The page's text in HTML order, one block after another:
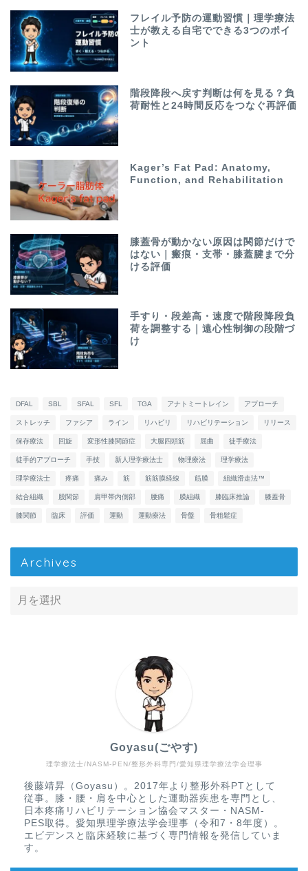
フレイル予防の運動習慣｜理学療法
士が教える自宅でできる3つのポイ
ント
階段降段へ戻す判断は何を見る？負
荷耐性と24時間反応をつなぐ再評価
Kager’s Fat Pad: Anatomy,
Function, and Rehabilitation
膝蓋骨が動かない原因は関節だけで
はない｜瘢痕・支帯・膝蓋腱まで分
ける評価
手すり・段差高・速度で階段降段負
荷を調整する｜遠心性制御の段階づ
け
DFAL SBL SFAL SFL TGA アナトミートレイン アプローチ
ストレッチ ファシア ライン リハビリ リハビリテーション リリース
保存療法 回旋 変形性膝関節症 大腿四頭筋 屈曲 徒手療法
徒手的アプローチ 手技 新人理学療法士 物理療法 理学療法
理学療法士 疼痛 痛み 筋 筋筋膜経線 筋膜 組織滑走法™
結合組織 股関節 肩甲帯内側部 腰痛 膜組織 膝臨床推論 膝蓋骨
膝関節 臨床 評価 運動 運動療法 骨盤 骨粗鬆症
Archives
理学療法士/NASM-PEN/整形外科専門/愛知県理学療法学会理事
Goyasu(ごやす)
後藤靖昇（Goyasu）。2017年より整形外科PTとして
従事。膝・腰・肩を中心とした運動器疾患を専門とし、
日本疼痛リハビリテーション協会マスター・NASM-
PES取得。愛知県理学療法学会理事（令和7・8年度）。
エビデンスと臨床経験に基づく専門情報を発信していま
す。
疾患から探す